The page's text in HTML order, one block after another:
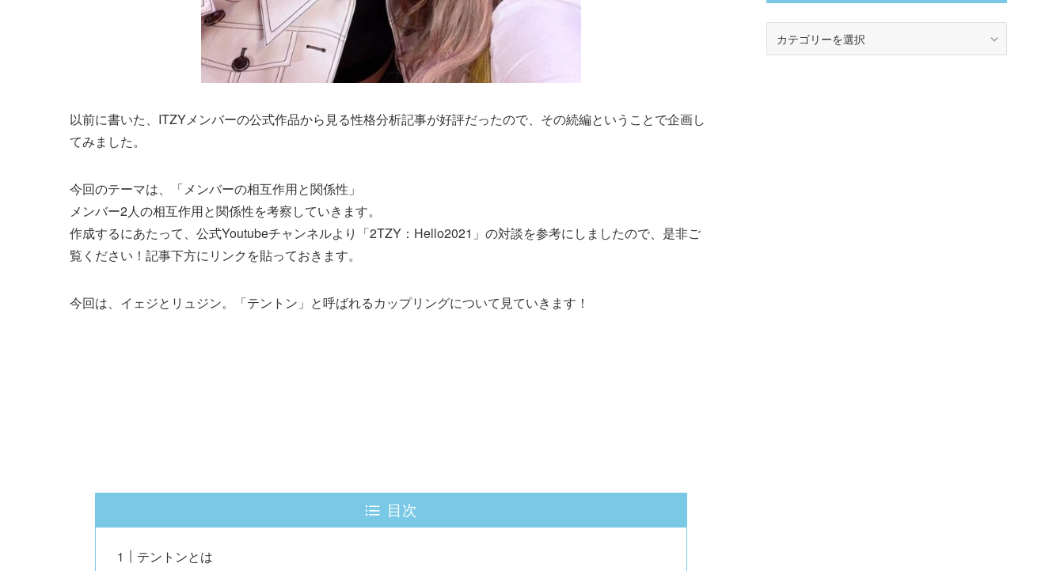
以前に書いた、ITZYメンバーの公式作品から見る性格分析記事が好評だったので、その続編ということで企画し
てみました。
今回のテーマは、「メンバーの相互作用と関係性」
メンバー2人の相互作用と関係性を考察していきます。
作成するにあたって、公式Youtubeチャンネルより「2TZY：Hello2021」の対談を参考にしましたので、是非ご
覧ください！記事下方にリンクを貼っておきます。
今回は、イェジとリュジン。「テントン」と呼ばれるカップリングについて見ていきます！
目次
テントンとは